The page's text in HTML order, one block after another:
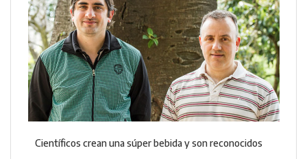
Científicos crean una súper bebida y son reconocidos